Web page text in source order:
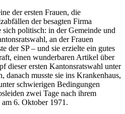
der ersten Frauen, die
der besagten Firma
politisch: in der Gemeinde und
an der Frauen
der SP – und sie erzielte ein gutes
einen wunderbaren Artikel über
dieser ersten Kantonsratswahl unter
danach musste sie ins Krankenhaus,
schwierigen Bedingungen
zwei Tage nach ihrem
am 6. Oktober 1971.